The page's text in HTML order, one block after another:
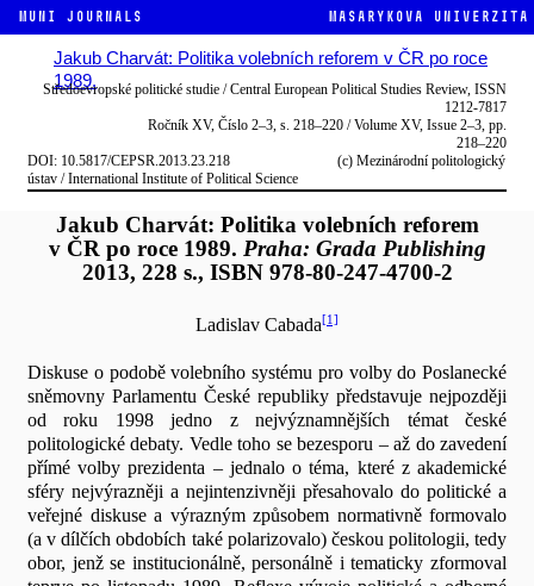
MUNI JOURNALS Masarykova univerzita
Jakub Charvát: Politika volebních reforem v ČR po roce
1989.